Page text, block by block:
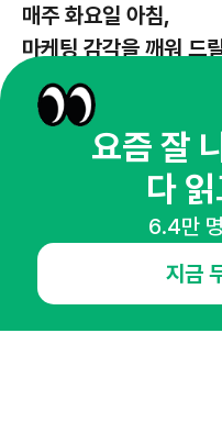
매주 화요일 아침,
마케팅 감각을 깨워 드
뉴스레터 구독하기
오픈애즈란
요즘 잘
다
6.4만
지금